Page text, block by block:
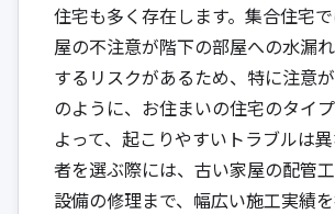
住宅も多く存在します。集合住宅
屋の不注意が階下の部屋への水漏
するリスクがあるため、特に注意
のように、お住まいの住宅のタイ
よって、起こりやすいトラブルは
者を選ぶ際には、古い家屋の配管
設備の修理まで、幅広い施工実績